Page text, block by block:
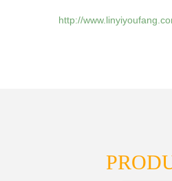
http://